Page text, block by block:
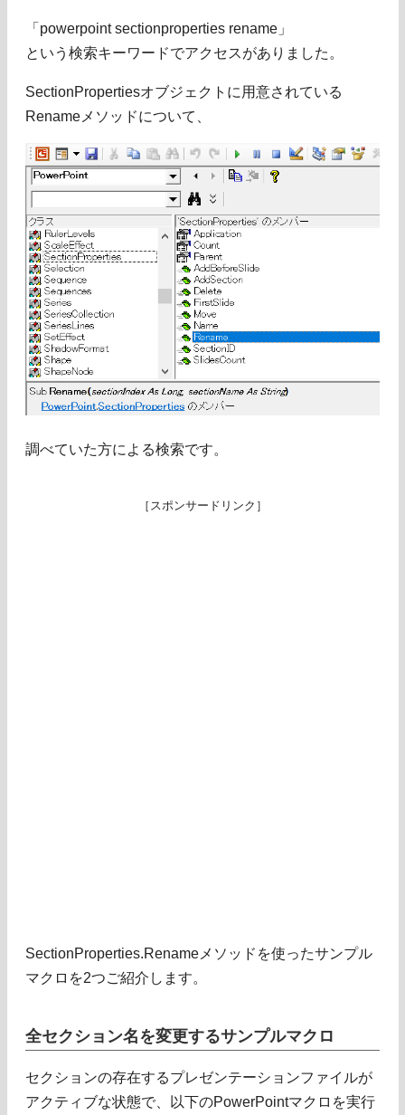
「powerpoint sectionproperties rename」
という検索キーワードでアクセスがありました。
SectionPropertiesオブジェクトに用意されている
Renameメソッドについて、
調べていた方による検索です。
［スポンサードリンク］
SectionProperties.Renameメソッドを使ったサンプル
マクロを2つご紹介します。
全セクション名を変更するサンプルマクロ
セクションの存在するプレゼンテーションファイルが
アクティブな状態で、以下のPowerPointマクロを実行